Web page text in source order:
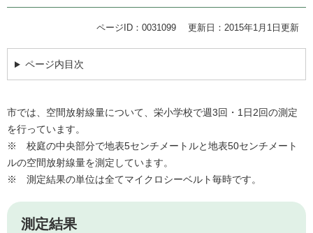
ページID：0031099 更新日：2015年1月1日更新
ページ内目次
市では、空間放射線量について、栄小学校で週3回・1日2回の測定
を行っています。
※ 校庭の中央部分で地表5センチメートルと地表50センチメート
ルの空間放射線量を測定しています。
※ 測定結果の単位は全てマイクロシーベルト毎時です。
測定結果